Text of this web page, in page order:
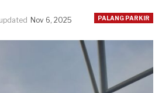
PALANG PARKIR
Nov 6, 2025